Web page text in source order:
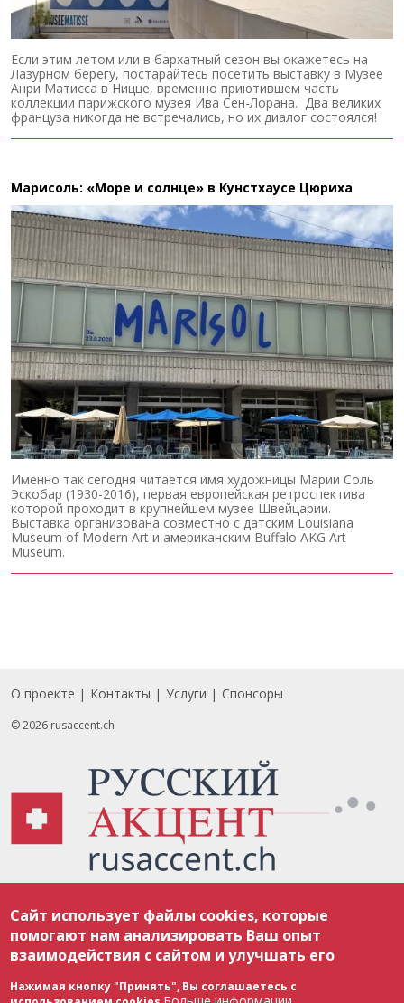
Если этим летом или в бархатный сезон вы окажетесь на
Лазурном берегу, постарайтесь посетить выставку в Музее
Анри Матисса в Ницце, временно приютившем часть
коллекции парижского музея Ива Сен-Лорана. Два великих
француза никогда не встречались, но их диалог состоялся!
Марисоль: «Море и солнце» в Кунстхаусе Цюриха
Именно так сегодня читается имя художницы Марии Соль
Эскобар (1930-2016), первая европейская ретроспектива
которой проходит в крупнейшем музее Швейцарии.
Выставка организована совместно с датским Louisiana
Museum of Modern Art и американским Buffalo AKG Art
Museum.
Footer
О проекте Контакты Услуги Спонсоры
© 2026 rusaccent.ch
соответствии с законодательством Швейцарии об авторском праве и
международными соглашениями. Полное или частичное использование
материалов возможно только с разрешения редакции. В случае полного
или частичного воспроизведения материалов сайта rusaccent.ch,
ОБЯЗАТЕЛЬНА АКТИВНАЯ ГИПЕРССЫЛКА на конкретный заимствованный
текст. Фотоизображения, размещенные редакцией rusaccent.ch, являются
ее исключительной собственностью. Полное или частичное
Сайт использует файлы cookies, которые
помогают нам анализировать Ваш опыт
взаимодействия с сайтом и улучшать его
Нажимая кнопку "Принять", Вы соглашаетесь с